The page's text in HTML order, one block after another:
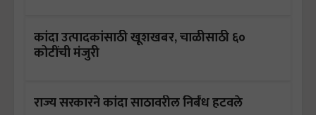
कांदा उत्पादकांसाठी खूशखबर, चाळीसाठी ६०
कोटींची मंजुरी
राज्य सरकारने कांदा साठावरील निर्बंध हटवले